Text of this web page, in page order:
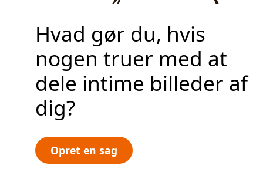
Hvad gør du, hvis
nogen truer med at
dele intime billeder af
dig?
Opret en sag